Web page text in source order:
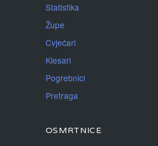
Statistika
Župe
Cvjećari
Klesari
Pogrebnici
Pretraga
OSMRTNICE